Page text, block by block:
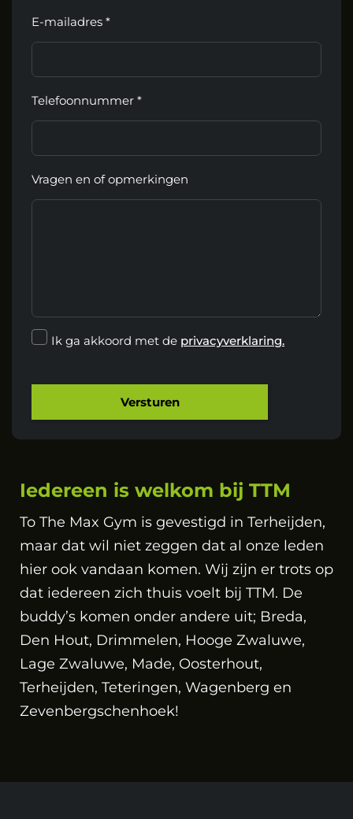
E-mailadres *
Telefoonnummer *
Vragen en of opmerkingen
Ik ga akkoord met de privacyverklaring.
Versturen
Iedereen is welkom bij TTM
To The Max Gym is gevestigd in Terheijden,
maar dat wil niet zeggen dat al onze leden
hier ook vandaan komen. Wij zijn er trots op
dat iedereen zich thuis voelt bij TTM. De
buddy’s komen onder andere uit; Breda,
Den Hout, Drimmelen, Hooge Zwaluwe,
Lage Zwaluwe, Made, Oosterhout,
Terheijden, Teteringen, Wagenberg en
Zevenbergschenhoek!